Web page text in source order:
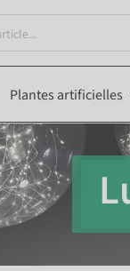
Plantes artificielles